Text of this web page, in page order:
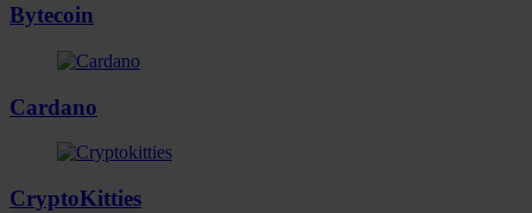
Bytecoin
Cardano
CryptoKitties